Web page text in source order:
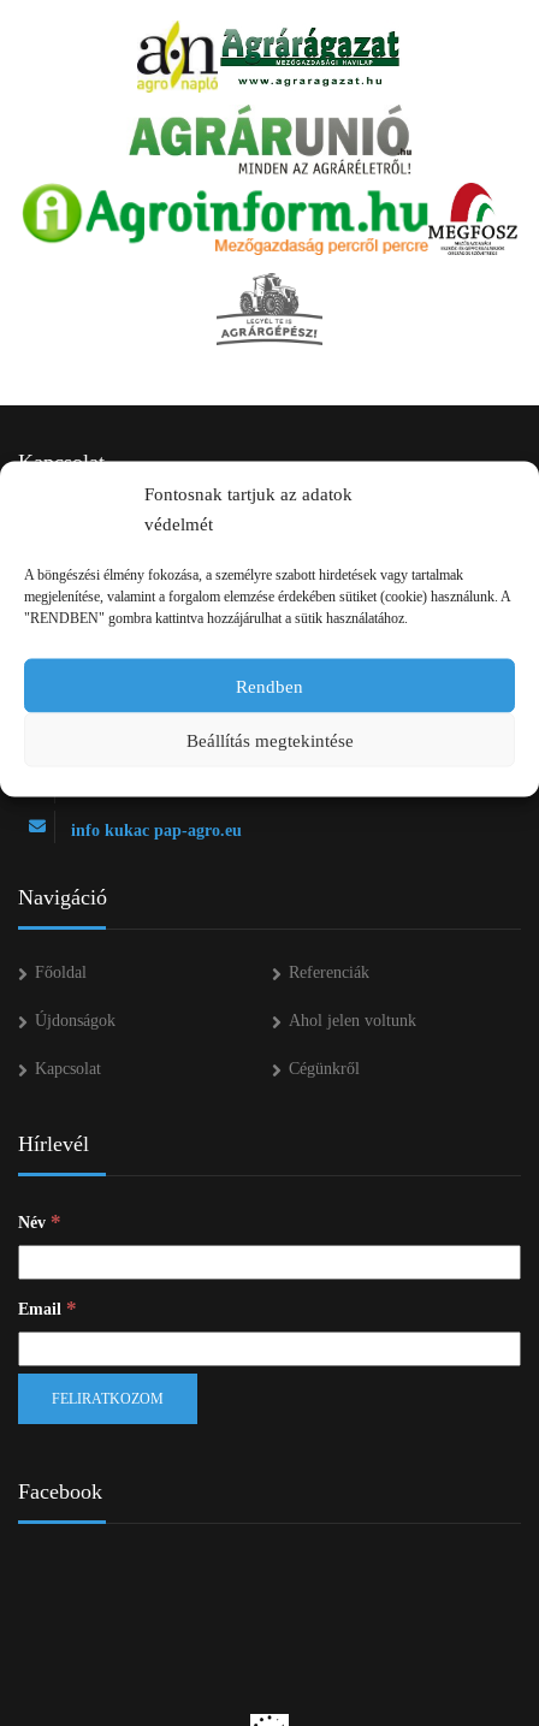
Fontosnak tartjuk az adatok
védelmét
A böngészési élmény fokozása, a személyre szabott hirdetések vagy tartalmak
megjelenítése, valamint a forgalom elemzése érdekében sütiket (cookie) használunk. A
"RENDBEN" gombra kattintva hozzájárulhat a sütik használatához.
Rendben
Beállítás megtekintése
Kapcsolat
2750 Nagykőrös Alsójárás d. 1/a
+36 20 334 43 28
info kukac pap-agro.eu
Navigáció
Főoldal Referenciák
Újdonságok Ahol jelen voltunk
Kapcsolat Cégünkről
Hírlevél
Név *
Email *
Facebook